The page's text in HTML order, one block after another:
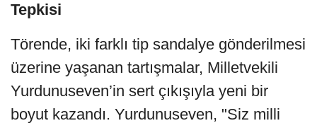
Tepkisi
Törende, iki farklı tip sandalye gönderilmesi
üzerine yaşanan tartışmalar, Milletvekili
Yurdunuseven’in sert çıkışıyla yeni bir
boyut kazandı. Yurdunuseven, "Siz milli